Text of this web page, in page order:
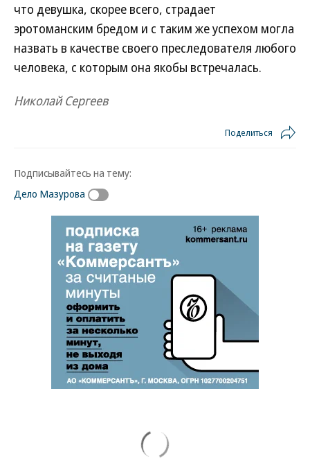
что девушка, скорее всего, страдает
эротоманским бредом и с таким же успехом могла
назвать в качестве своего преследователя любого
человека, с которым она якобы встречалась.
Николай Сергеев
Поделиться
Подписывайтесь на тему:
Дело Мазурова